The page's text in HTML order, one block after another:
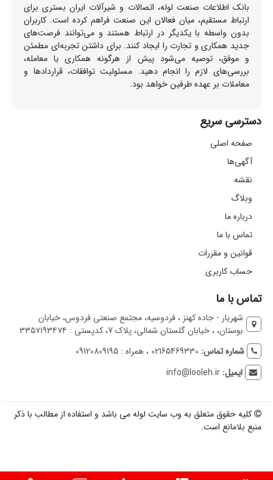
بانک اطلاعات صنعت لوله، اتصالات و شیرآلات ایران بستری برای
ارتباط مستقیم، میان فعالان این صنعت فراهم کرده است. کاربران
بدون واسطه با یکدیگر در ارتباط هستند و می‌توانند فرصت‌های
جدید همکاری و تجارت را ایجاد کنند. برای داشتن تجربه‌ای مطمئن
و موفق، توصیه می‌شود پیش از هرگونه همکاری یا معامله،
بررسی‌های لازم را انجام دهید. مسئولیت توافقات، قراردادها و
معاملات بر عهده طرفین خواهد بود.
دسترسی سریع
صفحه اصلی
آگهی‌ها
نقشه
وبلاگ
درباره ما
تماس با ما
قوانین و مقررات
حساب کاربری
تماس با ما
شهریار - جاده کهنز ، فردوسیه، مجتمع صنعتی فردوس، خیابان
بوستان، ، خیابان گلستان شمالی، پلاک 7، کدپستی : ۳۳۵۷۱۹۳۴۷۴
شماره تماس: 02165469330 ، همراه : 09120809195
ایمیل:info@looleh.ir
کلیه حقوق متعلق به وب سایت لوله می باشد و استفاده از مطالب با ذکر
منبع بلامانع است.